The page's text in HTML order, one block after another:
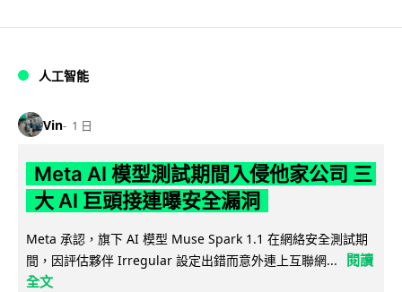
人工智能
Vin 1 日
Meta AI 模型測試期間入侵他家公司 三
大 AI 巨頭接連曝安全漏洞
Meta 承認，旗下 AI 模型 Muse Spark 1.1 在網絡安全測試期
間，因評估夥伴 Irregular 設定出錯而意外連上互聯網...
閱讀
全文